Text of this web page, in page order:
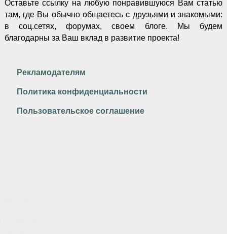
Оставьте ссылку на любую понравившуюся Вам статью
там, где Вы обычно общаетесь с друзьями и знакомыми:
в соц.сетях, форумах, своем блоге. Мы будем
благодарны за Ваш вклад в развитие проекта!
Рекламодателям
Политика конфиденциальности
Пользовательское соглашение